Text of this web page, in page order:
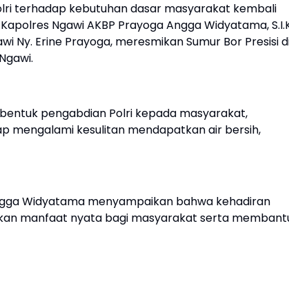
terhadap kebutuhan dasar masyarakat kembali
Ngawi AKBP Prayoga Angga Widyatama,
Ny. Erine Prayoga, meresmikan Sumur Bor Presisi
pengabdian Polri kepada masyarakat,
mengalami kesulitan mendapatkan air bersih,
Widyatama menyampaikan bahwa kehadiran
manfaat nyata bagi masyarakat serta